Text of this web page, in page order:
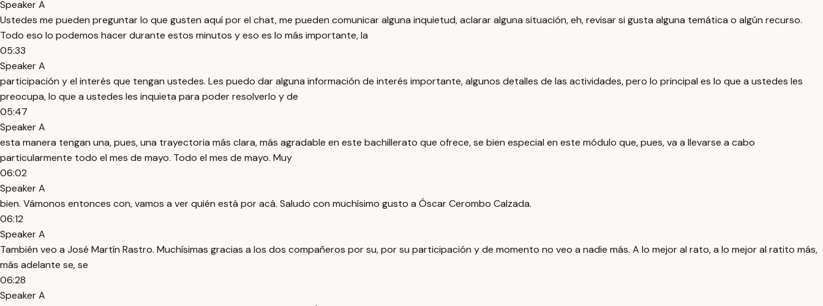
Speaker A
Ustedes me pueden preguntar lo que gusten aquí por el chat, me pueden comunicar alguna inquietud, aclarar alguna situación, eh, revisar si gusta alguna temática o algún recurso.
Todo eso lo podemos hacer durante estos minutos y eso es lo más importante, la
05:33
Speaker A
participación y el interés que tengan ustedes. Les puedo dar alguna información de interés importante, algunos detalles de las actividades, pero lo principal es lo que a ustedes les
preocupa, lo que a ustedes les inquieta para poder resolverlo y de
05:47
Speaker A
esta manera tengan una, pues, una trayectoria más clara, más agradable en este bachillerato que ofrece, se bien especial en este módulo que, pues, va a llevarse a cabo
particularmente todo el mes de mayo. Todo el mes de mayo. Muy
06:02
Speaker A
bien. Vámonos entonces con, vamos a ver quién está por acá. Saludo con muchísimo gusto a Óscar Cerombo Calzada.
06:12
Speaker A
También veo a José Martín Rastro. Muchísimas gracias a los dos compañeros por su, por su participación y de momento no veo a nadie más. A lo mejor al rato, a lo mejor al ratito más,
más adelante se, se
06:28
Speaker A